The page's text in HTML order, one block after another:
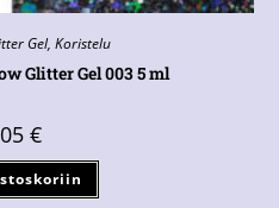
Gel, Koristelu
Glitter Gel 003 5 ml
€